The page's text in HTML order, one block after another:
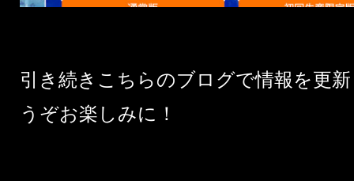
引き続きこちらのブログで情報を更
うぞお楽しみに！